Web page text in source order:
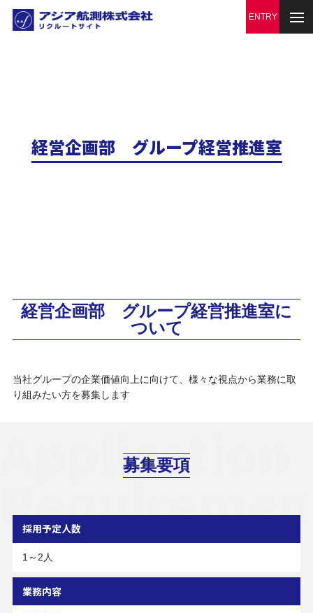
経営企画部 グループ経営推進室
経営企画部 グループ経営推進室に
ついて
当社グループの企業価値向上に向けて、様々な視点から業務に取
り組みたい方を募集します
募集要項
Application
採用予定人数
1～2人
業務内容